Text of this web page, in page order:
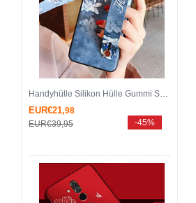
Handyhülle Silikon Hülle Gummi Schutzhülle Blumen H04 für Huawei Mate 20 Lite Blau
EUR€21,98
EUR€39,95 -45%